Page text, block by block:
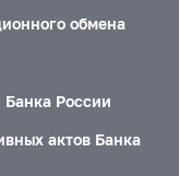
обмена
России
актов Банка